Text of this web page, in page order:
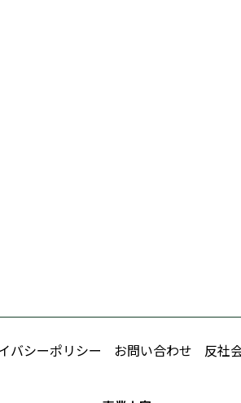
バシーポリシー お問い合わせ 反社